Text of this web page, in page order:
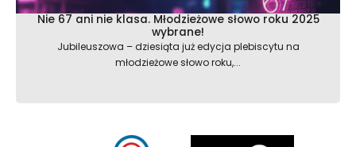
Nie 67 ani nie klasa. Młodzieżowe słowo roku 2025
wybrane!
Jubileuszowa – dziesiąta już edycja plebiscytu na
młodzieżowe słowo roku,...